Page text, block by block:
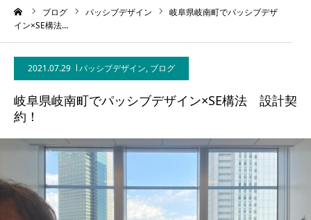
ブログ パッシブデザイン
岐阜県岐南町でパッシブデザ
イン×SE構法…
2021.07.29 パッシブデザイン, ブログ
岐阜県岐南町でパッシブデザイン×SE構法 設計契
約！
NEWS
BLOG
CONTACT